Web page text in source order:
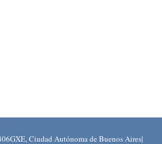
Ciudad Autónoma de Buenos Aires|